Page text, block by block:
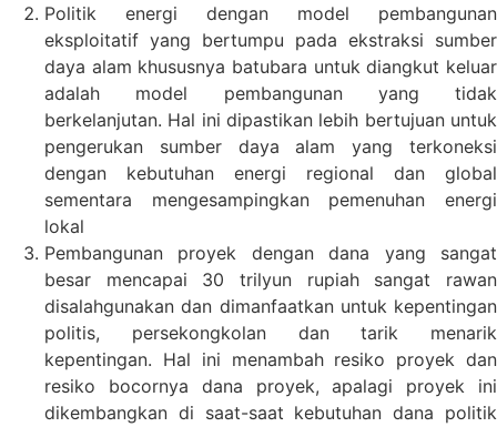
Politik energi dengan model pembangunan
eksploitatif yang bertumpu pada ekstraksi sumber
daya alam khususnya batubara untuk diangkut keluar
adalah model pembangunan yang tidak
berkelanjutan. Hal ini dipastikan lebih bertujuan untuk
pengerukan sumber daya alam yang terkoneksi
dengan kebutuhan energi regional dan global
sementara mengesampingkan pemenuhan energi
lokal
Pembangunan proyek dengan dana yang sangat
besar mencapai 30 trilyun rupiah sangat rawan
disalahgunakan dan dimanfaatkan untuk kepentingan
politis, persekongkolan dan tarik menarik
kepentingan. Hal ini menambah resiko proyek dan
resiko bocornya dana proyek, apalagi proyek ini
dikembangkan di saat-saat kebutuhan dana politik